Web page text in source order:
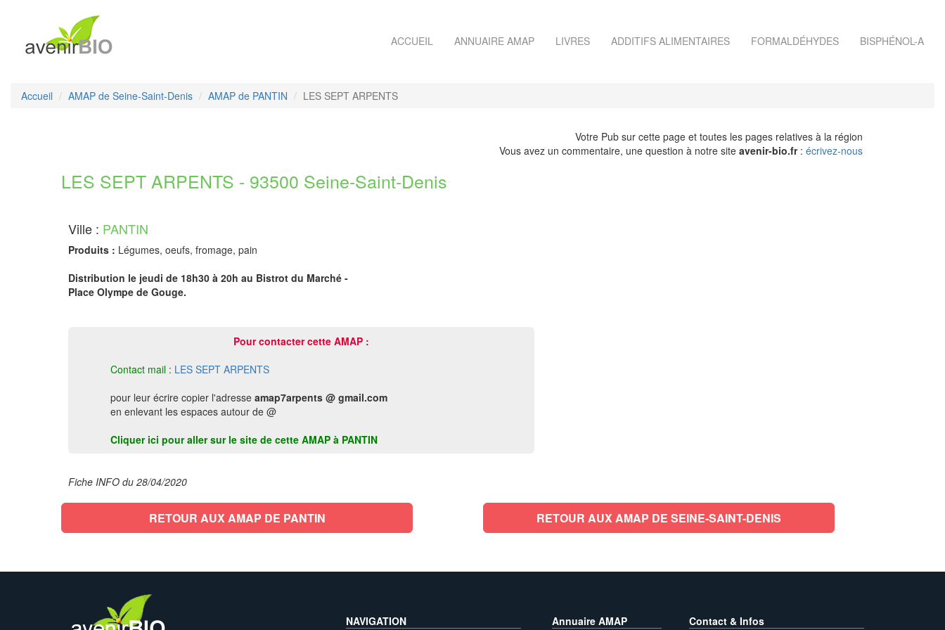
ACCUEIL ANNUAIRE AMAP LIVRES ADDITIFS ALIMENTAIRES FORMALDÉHYDES BISPHÉNOL-A
Accueil AMAP de Seine-Saint-Denis AMAP de PANTIN LES SEPT ARPENTS
Votre Pub sur cette page et toutes les pages relatives à la région
Vous avez un commentaire, une question à notre site avenir-bio.fr: écrivez-nous
LES SEPT ARPENTS - 93500 Seine-Saint-Denis
Ville : PANTIN
Produits : Légumes, oeufs, fromage, pain
Distribution le jeudi de 18h30 à 20h au Bistrot du Marché -
Place Olympe de Gouge.
Pour contacter cette AMAP :
Contact mail : LES SEPT ARPENTS
pour leur écrire copier l'adresse amap7arpents @ gmail.com
en enlevant les espaces autour de @
Cliquer ici pour aller sur le site de cette AMAP à PANTIN
Fiche INFO du 28/04/2020
RETOUR AUX AMAP DE PANTIN RETOUR AUX AMAP DE SEINE-SAINT-DENIS
NAVIGATION Annuaire AMAP Contact & Infos